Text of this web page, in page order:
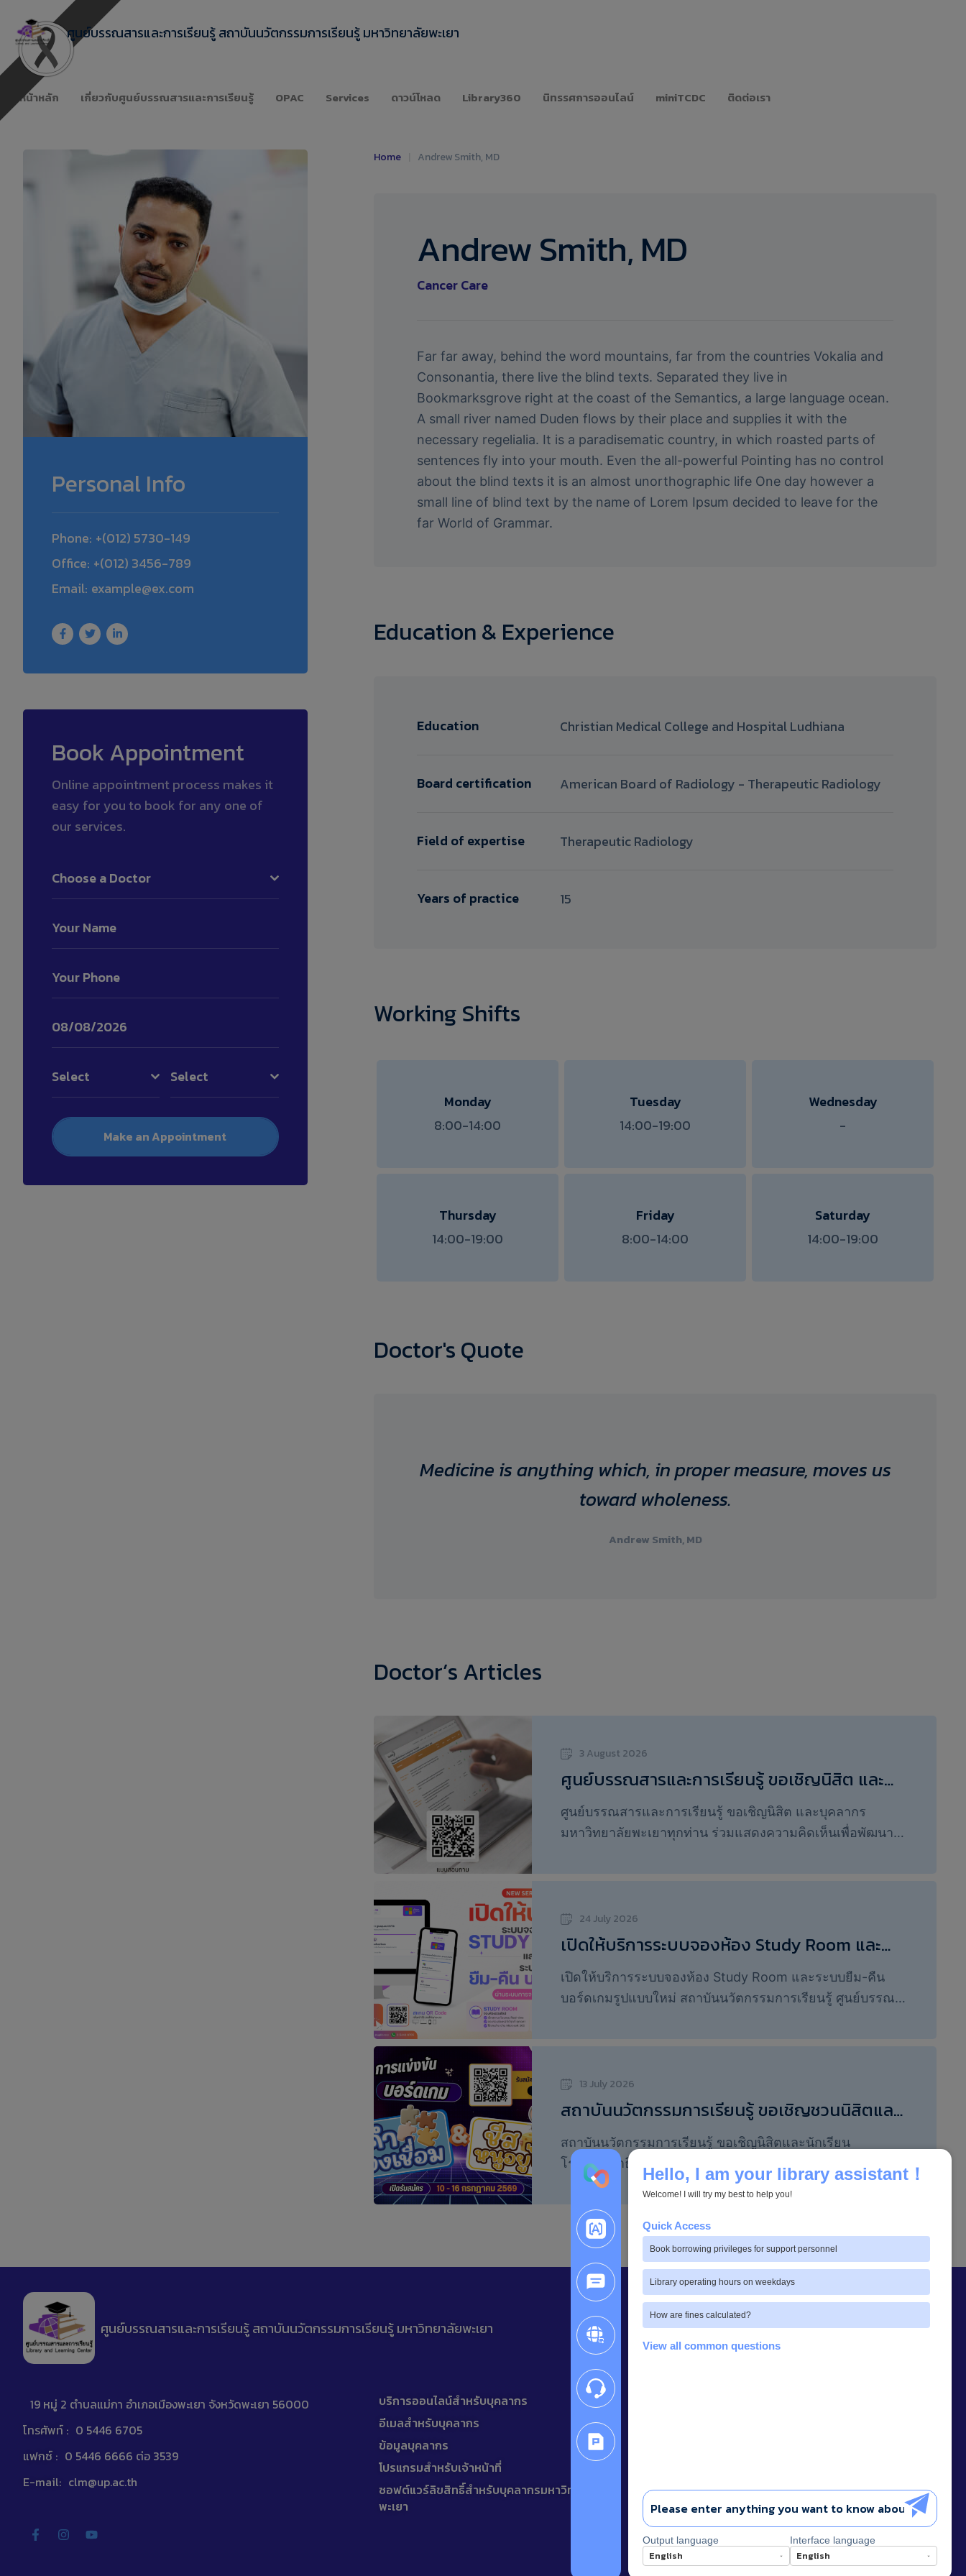
ศูนย์บรรณสารและการเรียนรู้ สถาบันนวัตกรรมการเรียนรู้ มหาวิทยาลัยพะเยา
หน้าหลัก เกี่ยวกับศูนย์บรรณสารและการเรียนรู้ OPAC Services ดาวน์โหลด Library360 นิทรรศการออนไลน์ miniTCDC ติดต่อเรา
Personal Info
Phone: +(012) 5730-149
Office: +(012) 3456-789
Email: example@ex.com
Book Appointment
Online appointment process makes it
easy for you to book for any one of
our services.
Choose a Doctor
Select Select
Make an Appointment
Home Andrew Smith, MD
Andrew Smith, MD
Cancer Care
Far far away, behind the word mountains, far from the countries Vokalia and
Consonantia, there live the blind texts. Separated they live in
Bookmarksgrove right at the coast of the Semantics, a large language ocean.
A small river named Duden flows by their place and supplies it with the
necessary regelialia. It is a paradisematic country, in which roasted parts of
sentences fly into your mouth. Even the all-powerful Pointing has no control
about the blind texts it is an almost unorthographic life One day however a
small line of blind text by the name of Lorem Ipsum decided to leave for the
far World of Grammar.
Education & Experience
Education Christian Medical College and Hospital Ludhiana
Board certification American Board of Radiology - Therapeutic Radiology
Field of expertise Therapeutic Radiology
Years of practice 15
Working Shifts
Monday
8:00-14:00
Tuesday
14:00-19:00
Wednesday
-
Thursday
14:00-19:00
Friday
8:00-14:00
Saturday
14:00-19:00
Doctor's Quote
Medicine is anything which, in proper measure, moves us
toward wholeness.
Andrew Smith, MD
Doctor’s Articles
3 August 2026
ศูนย์บรรณสารและการเรียนรู้ ขอเชิญนิสิต และ
บุคลากรมหาวิทยาลัยพะเยาทุกท่าน ร่วมแสดง
ความคิดเห็นเพื่อพัฒนาบริการและทรัพยากร
สารสนเทศของสำนักงานปลัดกระทรวงอุดมศึกษา
ศูนย์บรรณสารและการเรียนรู้ ขอเชิญนิสิต และบุคลากร
มหาวิทยาลัยพะเยาทุกท่าน ร่วมแสดงความคิดเห็นเพื่อพัฒนา
ชวนนิสิต และบุคลากรทุกท่านร่วมแสดงความคิดเห็นเพื่อพัฒนา
บริการและทรัพยากรสารสนเทศของสำนักงานปลัดกระทรวง
อุดมศึกษา วิทยาศาสตร์ วิจัยและนวัตกรรม …
24 July 2026
เปิดให้บริการระบบจองห้อง Study Room และ
ระบบยืม-คืนบอร์ดเกมรูปแบบใหม่
เปิดให้บริการระบบจองห้อง Study Room และระบบยืม-คืน
บอร์ดเกมรูปแบบใหม่ สถาบันนวัตกรรมการเรียนรู้ ศูนย์บรรณ
การตรวจสอบสถานะและทำรายการต่าง ๆ …
13 July 2026
สถาบันนวัตกรรมการเรียนรู้ ขอเชิญชวนนิสิตและ
นักเรียนโรงเรียนสาธิต มหาวิทยาลัยพะเยา เข้า
ร่วมการแข่งขันบอร์ดเกม
สถาบันนวัตกรรมการเรียนรู้ ขอเชิญนิสิตและนักเรียน
โรงเรียนสาธิต มหาวิทยาลัยพะเยา เข้าร่วมการแข่งขันบอร์ด
เกม
ชิงเงินรางวัล มูลค่ากว่า 10,000 บาทพร้อมเกียรติ
ศูนย์บรรณสารและการเรียนรู้ สถาบันนวัตกรรมการเรียนรู้ มหาวิทยาลัยพะเยา
19 หมู่ 2 ตำบลแม่กา อำเภอเมืองพะเยา จังหวัดพะเยา 56000
โทรศัพท์ : 0 5446 6705
แฟกซ์ : 0 5446 6666 ต่อ 3539
E-mail: clm@up.ac.th
บริการออนไลน์สำหรับบุคลากร
อีเมลสำหรับบุคลากร
ข้อมูลบุคลากร
โปรแกรมสำหรับเจ้าหน้าที่
ซอฟต์แวร์ลิขสิทธิ์สำหรับบุคลากรมหาวิทยาลัย
พะเยา
สถิติการให้บริการ
รายชื่อหนังสือแบ่งตามหมวดหมู่
เอกสารการพยาบาล
ศูนย์เรียนรู้สื่อชุมชน มหาวิทยาลัยพะเยา
Hello, I am your library assistant！
Welcome! I will try my best to help you!
Quick Access
Book borrowing privileges for support personnel
Library operating hours on weekdays
How are fines calculated?
View all common questions
Output language Interface language